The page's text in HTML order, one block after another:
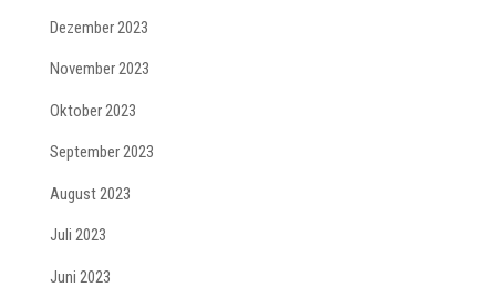
Dezember 2023
November 2023
Oktober 2023
September 2023
August 2023
Juli 2023
Juni 2023